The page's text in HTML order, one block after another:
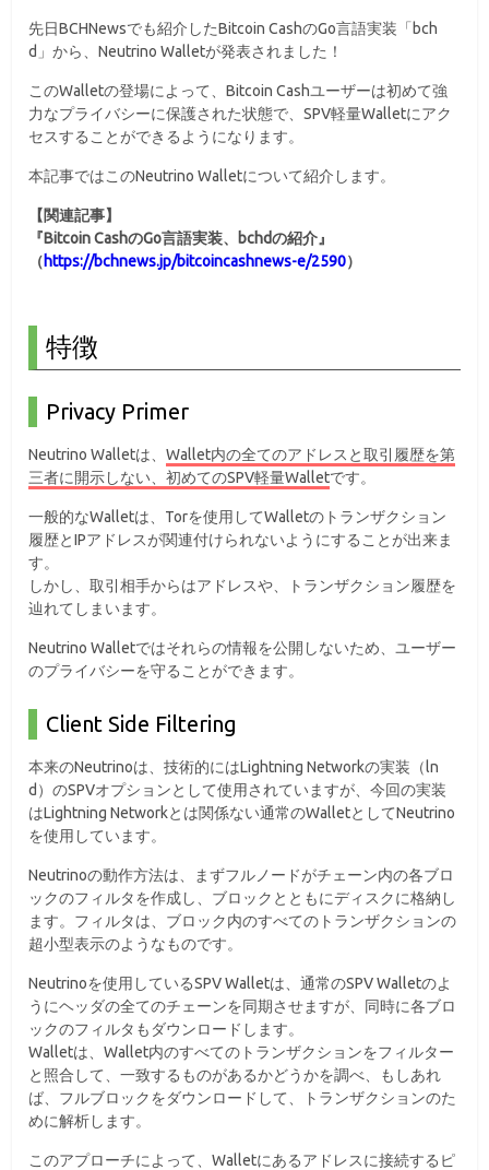
先日BCHNewsでも紹介したBitcoin CashのGo言語実装「bch
d」から、Neutrino Walletが発表されました！
このWalletの登場によって、Bitcoin Cashユーザーは初めて強
力なプライバシーに保護された状態で、SPV軽量Walletにアク
セスすることができるようになります。
本記事ではこのNeutrino Walletについて紹介します。
【関連記事】
『Bitcoin CashのGo言語実装、bchdの紹介』
（https://bchnews.jp/bitcoincashnews-e/2590）
特徴
Privacy Primer
Neutrino Walletは、Wallet内の全てのアドレスと取引履歴を第
三者に開示しない、初めてのSPV軽量Walletです。
一般的なWalletは、Torを使用してWalletのトランザクション
履歴とIPアドレスが関連付けられないようにすることが出来ま
す。
しかし、取引相手からはアドレスや、トランザクション履歴を
辿れてしまいます。
Neutrino Walletではそれらの情報を公開しないため、ユーザー
のプライバシーを守ることができます。
Client Side Filtering
本来のNeutrinoは、技術的にはLightning Networkの実装（ln
d）のSPVオプションとして使用されていますが、今回の実装
はLightning Networkとは関係ない通常のWalletとしてNeutrino
を使用しています。
Neutrinoの動作方法は、まずフルノードがチェーン内の各ブロ
ックのフィルタを作成し、ブロックとともにディスクに格納し
ます。フィルタは、ブロック内のすべてのトランザクションの
超小型表示のようなものです。
Neutrinoを使用しているSPV Walletは、通常のSPV Walletのよ
うにヘッダの全てのチェーンを同期させますが、同時に各ブロ
ックのフィルタもダウンロードします。
Walletは、Wallet内のすべてのトランザクションをフィルター
と照合して、一致するものがあるかどうかを調べ、もしあれ
ば、フルブロックをダウンロードして、トランザクションのた
めに解析します。
このアプローチによって、Walletにあるアドレスに接続するピ